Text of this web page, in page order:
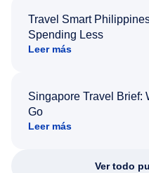
Travel Smart
Spending Less
Leer más
Singapore Travel Brief:
Go
Leer más
Ver todo